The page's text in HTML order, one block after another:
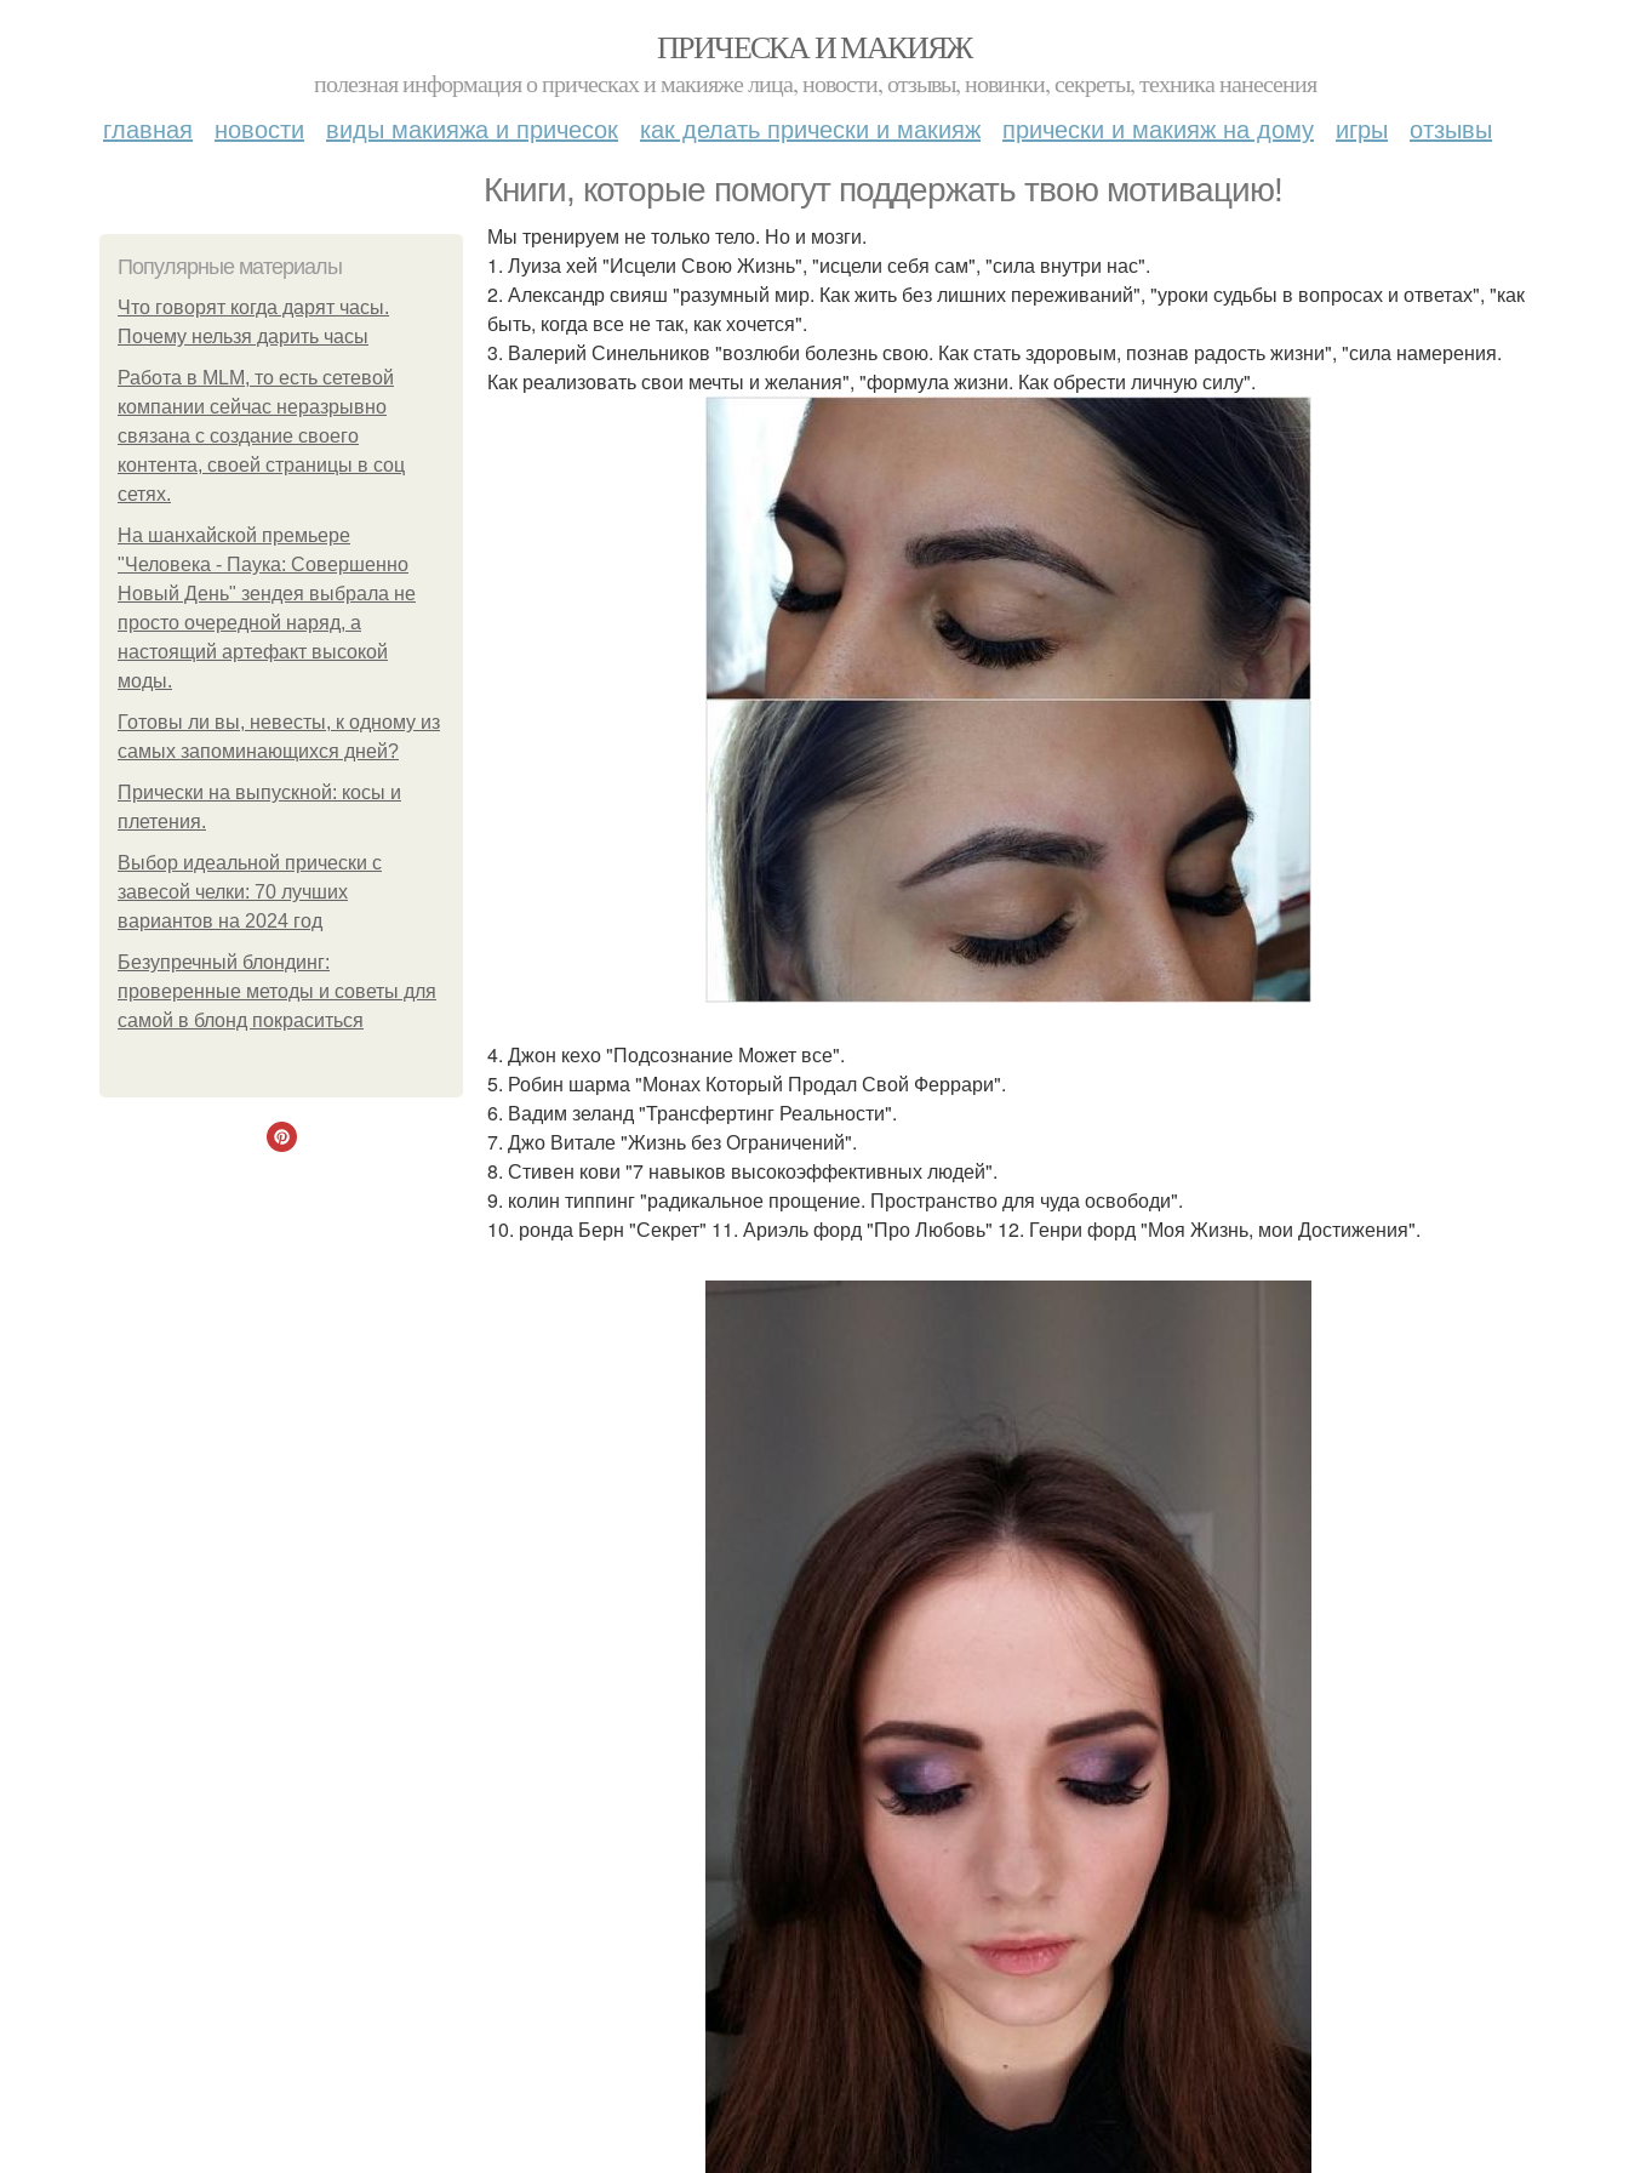
ПРИЧЕСКА И МАКИЯЖ
полезная информация о прическах и макияже лица, новости, отзывы, новинки, секреты, техника нанесения
главная новости виды макияжа и причесок как делать прически и макияж прически и макияж на дому игры отзывы
Книги, которые помогут поддержать твою мотивацию!
Популярные материалы
Что говорят когда дарят часы.
Почему нельзя дарить часы
Работа в MLM, то есть сетевой
компании сейчас неразрывно
связана с создание своего
контента, своей страницы в соц
сетях.
На шанхайской премьере
"Человека - Паука: Совершенно
Новый День" зендея выбрала не
просто очередной наряд, а
настоящий артефакт высокой
моды.
Готовы ли вы, невесты, к одному из
самых запоминающихся дней?
Прически на выпускной: косы и
плетения.
Выбор идеальной прически с
завесой челки: 70 лучших
вариантов на 2024 год
Безупречный блондинг:
проверенные методы и советы для
самой в блонд покраситься
Мы тренируем не только тело. Но и мозги.
1. Луиза хей "Исцели Свою Жизнь", "исцели себя сам", "сила внутри нас".
2. Александр свияш "разумный мир. Как жить без лишних переживаний", "уроки судьбы в вопросах и ответах", "как
быть, когда все не так, как хочется".
3. Валерий Синельников "возлюби болезнь свою. Как стать здоровым, познав радость жизни", "сила намерения.
Как реализовать свои мечты и желания", "формула жизни. Как обрести личную силу".
4. Джон кехо "Подсознание Может все".
5. Робин шарма "Монах Который Продал Свой Феррари".
6. Вадим зеланд "Трансфертинг Реальности".
7. Джо Витале "Жизнь без Ограничений".
8. Стивен кови "7 навыков высокоэффективных людей".
9. колин типпинг "радикальное прощение. Пространство для чуда освободи".
10. ронда Берн "Секрет" 11. Ариэль форд "Про Любовь" 12. Генри форд "Моя Жизнь, мои Достижения".